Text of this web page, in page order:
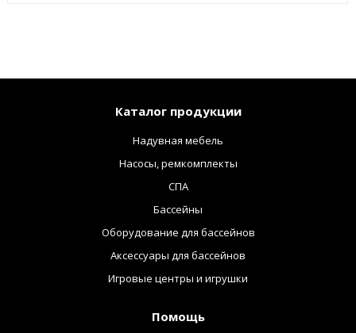
Каталог продукции
Надувная мебель
Насосы, ремкомплекты
СПА
Бассейны
Оборудование для бассейнов
Аксессуары для бассейнов
Игровые центры и игрушки
Помощь